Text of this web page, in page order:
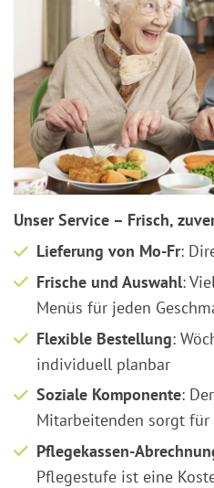
Unser Service – Frisch,
Lieferung von Mo-Fr:
Frische und Auswahl:
Menüs für jeden
Flexible Bestellung:
individuell planbar
Soziale Komponente:
Mitarbeitenden sorgt
Pflegekassen-
Pflegestufe ist eine